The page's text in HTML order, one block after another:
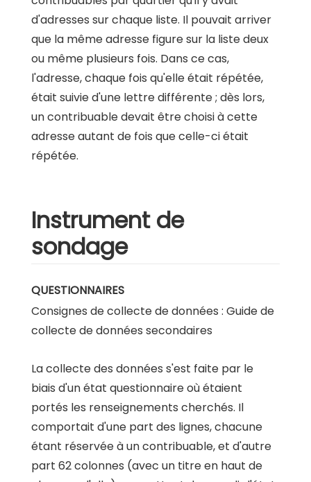
d'adresses sur chaque liste. Il pouvait arriver
que la même adresse figure sur la liste deux
ou même plusieurs fois. Dans ce cas,
l'adresse, chaque fois qu'elle était répétée,
était suivie d'une lettre différente ; dès lors,
un contribuable devait être choisi à cette
adresse autant de fois que celle-ci était
répétée.
Instrument de
sondage
QUESTIONNAIRES
Consignes de collecte de données : Guide de
collecte de données secondaires
La collecte des données s'est faite par le
biais d'un état questionnaire où étaient
portés les renseignements cherchés. Il
comportait d'une part des lignes, chacune
étant réservée à un contribuable, et d'autre
part 62 colonnes (avec un titre en haut de